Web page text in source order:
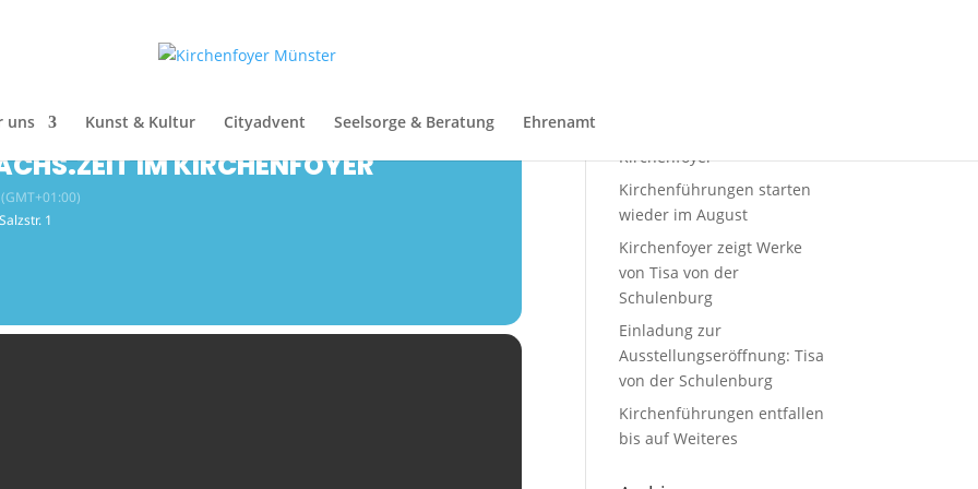
uns Kunst & Kultur Cityadvent Seelsorge & Beratung Ehrenamt
IM KIRCHENFOYER
(GMT+01:00)
1
Kirchenfoyer
Kirchenführungen starten
wieder im August
Kirchenfoyer zeigt Werke
von Tisa von der
Schulenburg
Einladung zur
Ausstellungseröffnung: Tisa
von der Schulenburg
Kirchenführungen entfallen
bis auf Weiteres